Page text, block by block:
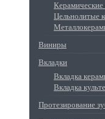
Керамические
Цельнолитые
Виниры
Вкладки
Вкладка
Вкладка
Протезирование